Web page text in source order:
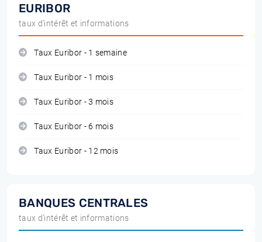
EURIBOR
taux d'intérêt et informations
Taux Euribor - 1 semaine
Taux Euribor - 1 mois
Taux Euribor - 3 mois
Taux Euribor - 6 mois
Taux Euribor - 12 mois
BANQUES CENTRALES
taux d'intérêt et informations